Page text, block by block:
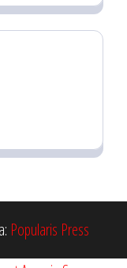
Popularis Press